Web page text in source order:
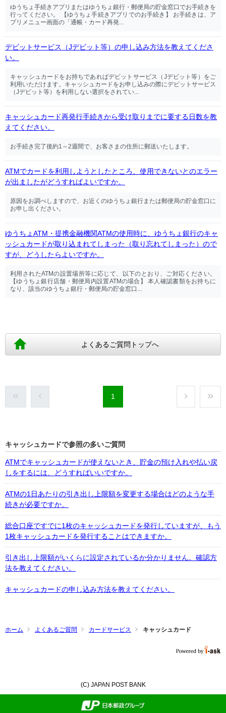
ゆうちょ手続きアプリまたはゆうちょ銀行・郵便局の貯金窓口でお手続きを
行ってください。 【ゆうちょ手続きアプリでのお手続き】 お手続きは、ア
プリメニュー画面の「通帳・カード再発...
デビットサービス（Jデビット等）の申し込み方法を教えてくださ
い。
キャッシュカードをお持ちであればデビットサービス（Jデビット等）をご
利用いただけます。キャッシュカードをお申し込みの際にデビットサービス
（Jデビット等）を利用しない選択をされてい...
キャッシュカード再発行手続きから受け取りまでに要する日数を教
えてください。
お手続き完了後約1～2週間で、お客さまの住所に郵送いたします。
ATMでカードを利用しようとしたところ、使用できないとのエラー
が出ましたがどうすればよいですか。
原因をお調べしますので、お近くのゆうちょ銀行または郵便局の貯金窓口に
お申し出ください。
ゆうちょATM・提携金融機関ATMの使用時に、ゆうちょ銀行のキャ
ッシュカードが取り込まれてしまった（取り忘れてしまった）ので
すが、どうしたらよいですか。
利用されたATMの設置場所等に応じて、以下のとおり、ご対応ください。
【ゆうちょ銀行店舗・郵便局内設置ATMの場合】 本人確認書類をお持ちに
なり、該当のゆうちょ銀行・郵便局の貯金窓口...
よくあるご質問トップへ
1
キャッシュカードで参照の多いご質問
ATMでキャッシュカードが使えないとき、貯金の預け入れや払い戻
しをするには、どうすればいいですか。
ATMの1日あたりの引き出し上限額を変更する場合はどのような手
続きが必要ですか。
総合口座ですでに1枚のキャッシュカードを発行していますが、もう
1枚キャッシュカードを発行することはできますか。
引き出し上限額がいくらに設定されているか分かりません。確認方
法を教えてください。
キャッシュカードの申し込み方法を教えてください。
ホーム よくあるご質問 カードサービス キャッシュカード
(C) JAPAN POST BANK